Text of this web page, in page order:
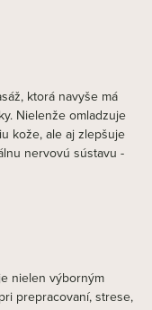
ktorá navyše má
Nielenže omladzuje
kože, ale aj zlepšuje
nervovú sústavu -
nielen výborným
prepracovaní, strese,